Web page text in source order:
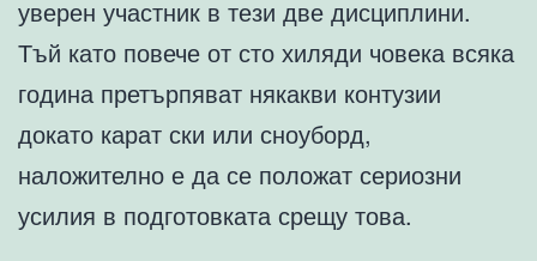
уверен участник в тези две дисциплини.
Тъй като повече от сто хиляди човека всяка
година претърпяват някакви контузии
докато карат ски или сноуборд,
наложително е да се положат сериозни
усилия в подготовката срещу това.